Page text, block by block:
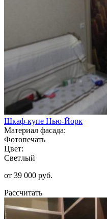
Шкаф-купе Нью-Йорк
Материал фасада:
Фотопечать
Цвет:
Светлый
от 39 000 руб.
Рассчитать